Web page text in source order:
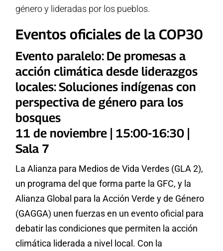
género y lideradas por los pueblos.
Eventos oficiales de la COP30
Evento paralelo: De promesas a
acción climática desde liderazgos
locales: Soluciones indígenas con
perspectiva de género para los
bosques
11 de noviembre | 15:00-16:30 |
Sala 7
La Alianza para Medios de Vida Verdes (GLA 2),
un programa del que forma parte la GFC, y la
Alianza Global para la Acción Verde y de Género
(GAGGA) unen fuerzas en un evento oficial para
debatir las condiciones que permiten la acción
climática liderada a nivel local. Con la